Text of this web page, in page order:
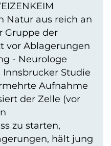
Natur aus reich an
Gruppe der
vor Ablagerungen
- Neurologe
Innsbrucker Studie
Aufnahme
der Zelle (vor
zu starten,
hält jung